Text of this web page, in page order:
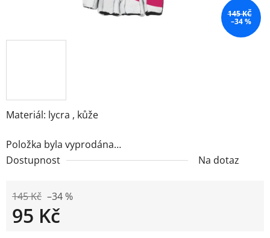
Materiál: lycra , kůže
Položka byla vyprodána…
Dostupnost
Na dotaz
145 Kč –34 %
95 Kč
145 KČ
–34 %